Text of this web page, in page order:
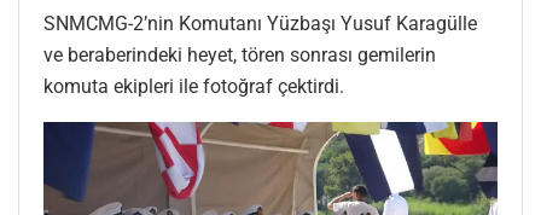
SNMCMG-2’nin Komutanı Yüzbaşı Yusuf Karagülle
ve beraberindeki heyet, tören sonrası gemilerin
komuta ekipleri ile fotoğraf çektirdi.